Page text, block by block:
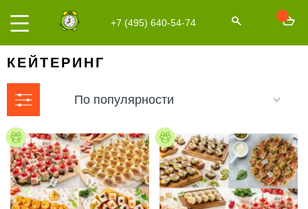
+7 (495) 640-54-74
КЕЙТЕРИНГ
По популярности